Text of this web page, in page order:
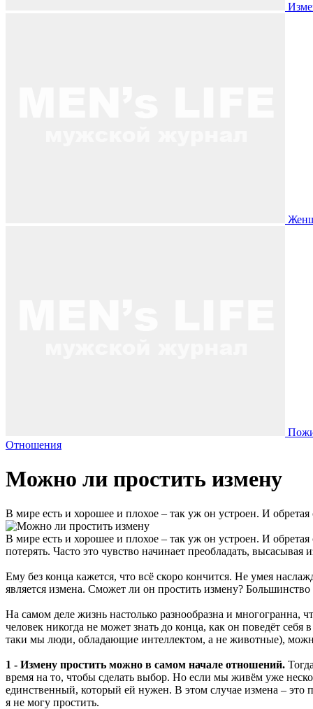
Отношения
Можно ли простить измену
В мире есть и хорошее и плохое – так уж он устроен. И
В мире есть и хорошее и плохое – так уж он устроен. И
потерять. Часто это чувство начинает преобладать, высасывая
Ему без конца кажется, что всё скоро кончится. Не умея
является измена. Сможет ли он простить измену?
На самом деле жизнь настолько разнообразна и многогранна,
человек никогда не может знать до конца, как он поведёт
таки мы люди, обладающие интеллектом, а не животные),
1 - Измену простить можно в самом начале отношений.
время на то, чтобы сделать выбор. Но если мы живём уже
единственный, который ей нужен. В этом случае измена –
я не могу простить.